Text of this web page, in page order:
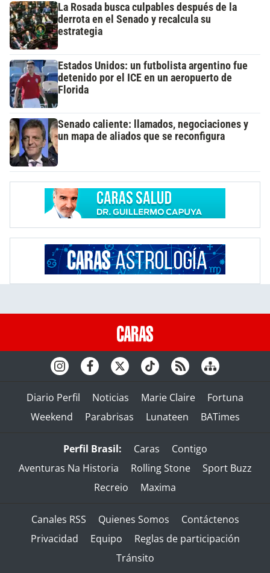
La Rosada busca culpables después de la
derrota en el Senado y recalcula su
estrategia
Estados Unidos: un futbolista argentino fue
detenido por el ICE en un aeropuerto de
Florida
Senado caliente: llamados, negociaciones y
un mapa de aliados que se reconfigura
Diario Perfil Noticias Marie Claire
Fortuna
Weekend
Parabrisas Lunateen BATimes
Perfil Brasil: Caras
Contigo
Aventuras Na Historia
Rolling Stone
Sport Buzz
Recreio
Maxima
Canales RSS Quienes Somos
Contáctenos
Privacidad
Equipo
Reglas de participación
Tránsito